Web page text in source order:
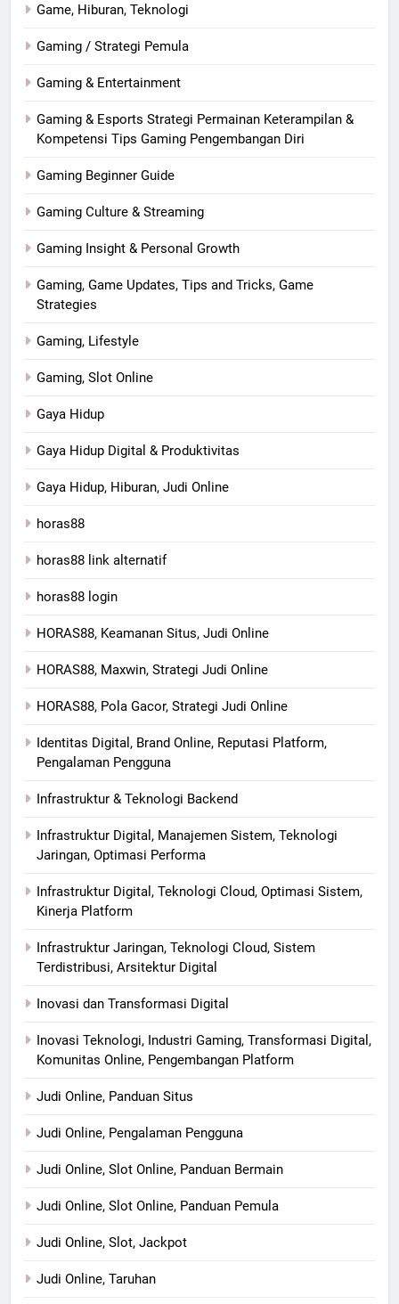
Game, Hiburan, Teknologi
Gaming / Strategi Pemula
Gaming & Entertainment
Gaming & Esports Strategi Permainan Keterampilan &
Kompetensi Tips Gaming Pengembangan Diri
Gaming Beginner Guide
Gaming Culture & Streaming
Gaming Insight & Personal Growth
Gaming, Game Updates, Tips and Tricks, Game
Strategies
Gaming, Lifestyle
Gaming, Slot Online
Gaya Hidup
Gaya Hidup Digital & Produktivitas
Gaya Hidup, Hiburan, Judi Online
horas88
horas88 link alternatif
horas88 login
HORAS88, Keamanan Situs, Judi Online
HORAS88, Maxwin, Strategi Judi Online
HORAS88, Pola Gacor, Strategi Judi Online
Identitas Digital, Brand Online, Reputasi Platform,
Pengalaman Pengguna
Infrastruktur & Teknologi Backend
Infrastruktur Digital, Manajemen Sistem, Teknologi
Jaringan, Optimasi Performa
Infrastruktur Digital, Teknologi Cloud, Optimasi Sistem,
Kinerja Platform
Infrastruktur Jaringan, Teknologi Cloud, Sistem
Terdistribusi, Arsitektur Digital
Inovasi dan Transformasi Digital
Inovasi Teknologi, Industri Gaming, Transformasi Digital,
Komunitas Online, Pengembangan Platform
Judi Online, Panduan Situs
Judi Online, Pengalaman Pengguna
Judi Online, Slot Online, Panduan Bermain
Judi Online, Slot Online, Panduan Pemula
Judi Online, Slot, Jackpot
Judi Online, Taruhan